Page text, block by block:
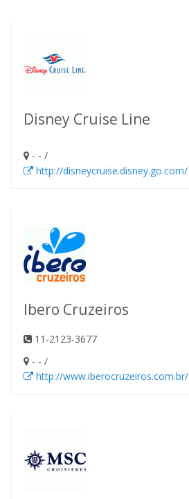
Disney Cruise Line
- - /
http://disneycruise.disney.go.com/
Ibero Cruzeiros
11-2123-3677
- - /
http://www.iberocruzeiros.com.br/